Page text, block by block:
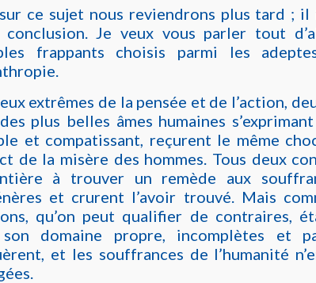
ce sujet nous reviendrons plus tard ; il
conclusion. Je veux vous parler tout
frappants choisis parmi les
extrêmes de la pensée et de l’action,
plus belles âmes humaines
et compatissant, reçurent le même
de la misère des hommes. Tous deux
à trouver un remède aux
et crurent l’avoir trouvé. Mais
qu’on peut qualifier de contraires,
son domaine propre, incomplètes et
et les souffrances de l’humanité